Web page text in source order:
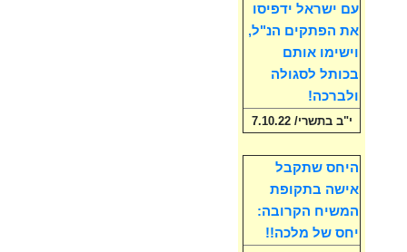
עם ישראל ידפיסו
את הפתקים הנ"ל,
וישימו אותם
בכותל לסגולה
ולברכה!
י"ב בתשרי/ 7.10.22
היחס שתקבל
אישה בתקופת
המשיח הקרובה:
יחס של מלכה!!